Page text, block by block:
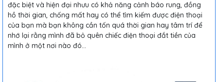
đặc biệt và hiện đại nhưu có khả năng cảnh báo rung, đồng
hồ thời gian, chống mất hay có thể tìm kiếm được điện thoại
của bạn mà bạn không cần tốn quá thời gian hay tâm trí để
nhớ lại rằng mình đã bỏ quên chiếc điện thoại đắt tiền của
mình ở một nơi nào đó...